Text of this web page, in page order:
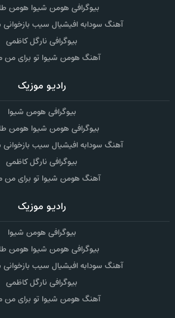
بیوگرافی هومن شیوا هومن
آهنگ سودابه افیشیال سیب
بیوگرافی نارگل کاظمی
آهنگ هومن شیوا تو برای من
رادیو موزیک
بیوگرافی هومن شیوا
بیوگرافی هومن شیوا هومن
آهنگ سودابه افیشیال سیب
بیوگرافی نارگل کاظمی
آهنگ هومن شیوا تو برای من
رادیو موزیک
بیوگرافی هومن شیوا
بیوگرافی هومن شیوا هومن
آهنگ سودابه افیشیال سیب
بیوگرافی نارگل کاظمی
آهنگ هومن شیوا تو برای من